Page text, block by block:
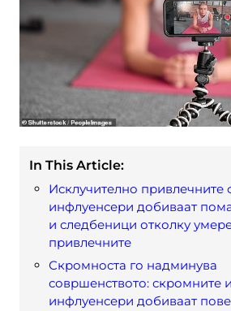
In This Article:
Исклучително привлечните
инфлуенсери добиваат
и следбеници отколку
привлечните
Скромноста го надминува
совршенството: скромните
инфлуенсери добиваат